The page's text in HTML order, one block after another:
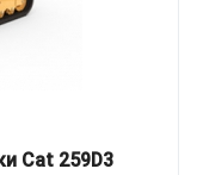
Cat 259D3